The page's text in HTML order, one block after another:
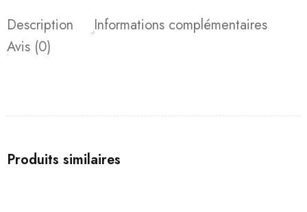
Description
Informations complémentaires
Avis (0)
Produits similaires